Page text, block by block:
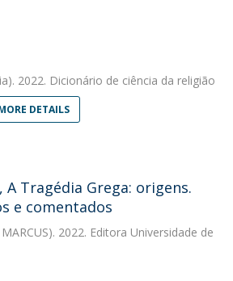
2022. Dicionário de ciência da religião
DETAILS
A Tragédia Grega: origens.
e comentados
2022. Editora Universidade de